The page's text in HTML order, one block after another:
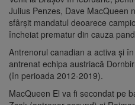
Julius Penzes, Dave MacQueen
sfârşit mandatul deoarece
încheiat prematur din cauza
Antrenorul canadian a activa şi
antrenat echipa austriacă
(în perioada 2012-2019).
MacQueen El va fi secondat pe